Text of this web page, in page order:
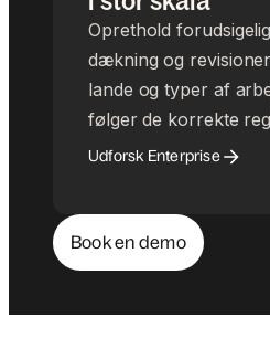
Oprethold
dækning og
lande og typer af
følger de korrekte
Udforsk Enterprise
Book en demo